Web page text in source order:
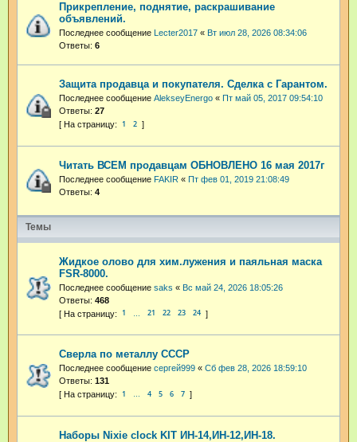
Прикрепление, поднятие, раскрашивание
объявлений.
Последнее сообщение Lecter2017 « Вт июл 28, 2026 08:34:06
Ответы: 6
Защита продавца и покупателя. Сделка с Гарантом.
Последнее сообщение AlekseyEnergo « Пт май 05, 2017 09:54:10
Ответы: 27
1 2
Читать ВСЕМ продавцам ОБНОВЛЕНО 16 мая 2017г
Последнее сообщение FAKIR « Пт фев 01, 2019 21:08:49
Ответы: 4
Темы
Жидкое олово для хим.лужения и паяльная маска
FSR-8000.
Последнее сообщение saks « Вс май 24, 2026 18:05:26
Ответы: 468
1 21 22 23 24
Сверла по металлу СССР
Последнее сообщение сергей999 « Сб фев 28, 2026 18:59:10
Ответы: 131
1 … 4 5 6 7
Наборы Nixie clock KIT ИН-14,ИН-12,ИН-18.